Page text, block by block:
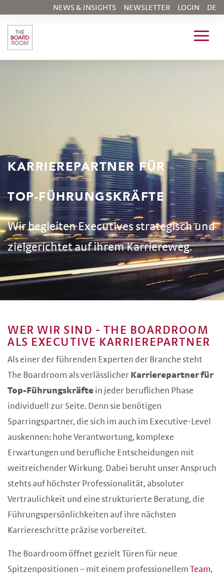
NEWS & INSIGHTS NEWSLETTER LOGIN DE
KARRIEREPARTNER FÜR
TOP-FÜHRUNGSKRÄFTE
Wir begleiten Executives strategisch und
zielgerichtet auf ihrem Karriereweg.
WER WIR SIND - THE BOARDROOM
ALS EXECUTIVE KARRIEREPARTNER
Als einer der führenden Experten der Branche steht
The Boardroom als verlässlicher Karrierepartner für
Top-Führungskräfte in jeder beruflichen Phase
individuell zur Seite. Denn sie benötigen
Sparringspartner, die sich im auch im Executive-Level
auskennen: hohe Verantwortung, komplexe
Erwartungen und berufliche Entscheidungen mit
weitreichender Wirkung. Dabei beruht unser Anspruch
stehts auf höchster Professionalität, absoluter
Vertraulichkeit und eine strukturierte Beratung, die
Führungspersönlichkeiten auf ihre nächsten
Karriereschritte präzise vorbereitet.
The Boardroom öffnet gezielt Türen für neue
Spitzenpositionen – mit einem professionellem Team,